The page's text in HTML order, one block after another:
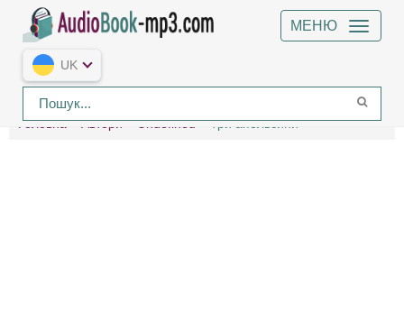
МЕНЮ
UK
Головна Автори Undefined Три апельсини